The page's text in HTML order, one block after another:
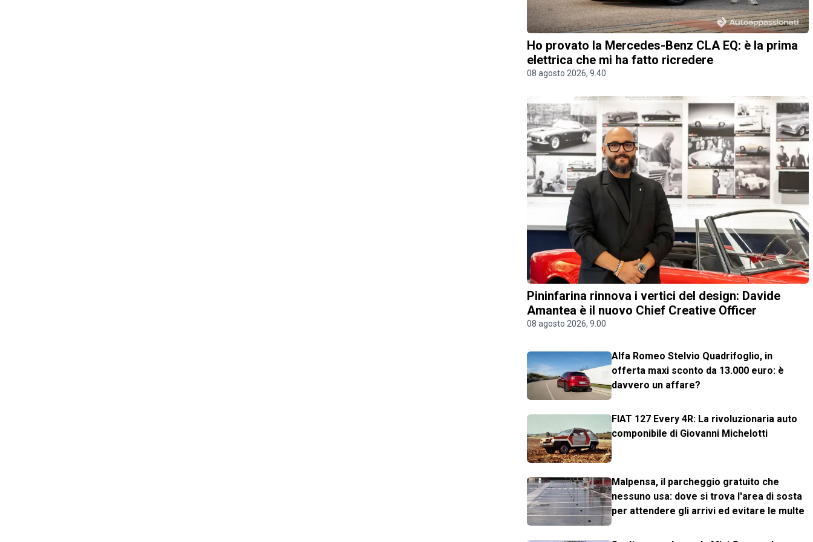
Ho provato la Mercedes-Benz CLA EQ: è la prima
elettrica che mi ha fatto ricredere
08 agosto 2026, 9.40
Pininfarina rinnova i vertici del design: Davide
Amantea è il nuovo Chief Creative Officer
08 agosto 2026, 9.00
Alfa Romeo Stelvio Quadrifoglio, in
offerta maxi sconto da 13.000 euro: è
davvero un affare?
FIAT 127 Every 4R: La rivoluzionaria auto
componibile di Giovanni Michelotti
Malpensa, il parcheggio gratuito che
nessuno usa: dove si trova l'area di sosta
per attendere gli arrivi ed evitare le multe